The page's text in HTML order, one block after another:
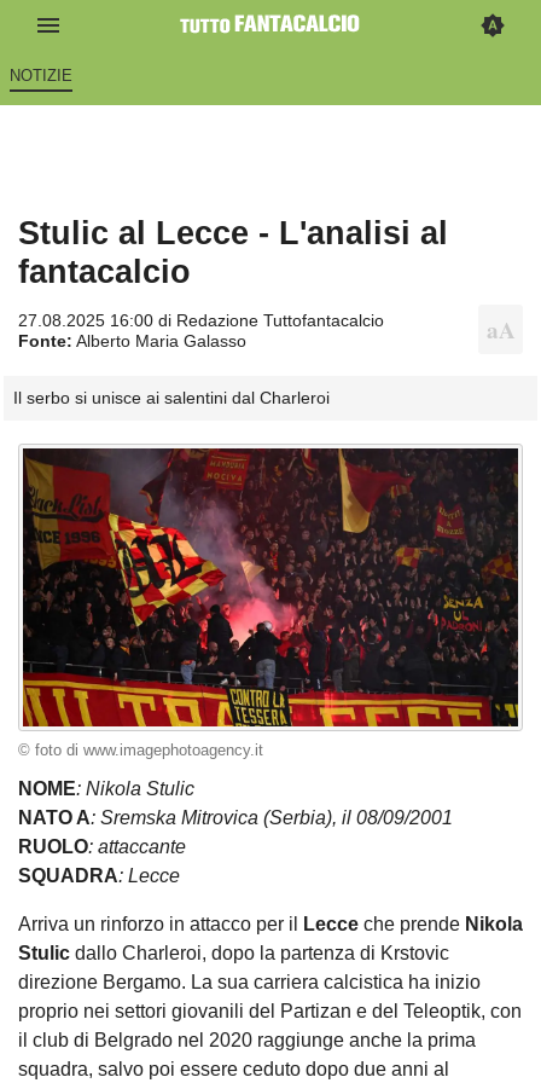
NOTIZIE
Stulic al Lecce - L'analisi al
fantacalcio
27.08.2025 16:00 di Redazione Tuttofantacalcio
Fonte: Alberto Maria Galasso
Il serbo si unisce ai salentini dal Charleroi
© foto di www.imagephotoagency.it
NOME: Nikola Stulic
NATO A: Sremska Mitrovica (Serbia), il 08/09/2001
RUOLO: attaccante
SQUADRA: Lecce
Arriva un rinforzo in attacco per il Lecce che prende Nikola
Stulic dallo Charleroi, dopo la partenza di Krstovic
direzione Bergamo. La sua carriera calcistica ha inizio
proprio nei settori giovanili del Partizan e del Teleoptik, con
il club di Belgrado nel 2020 raggiunge anche la prima
squadra, salvo poi essere ceduto dopo due anni al